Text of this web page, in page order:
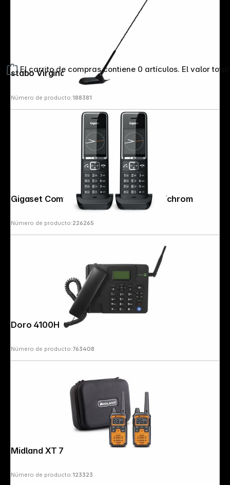
El carrito de compras contiene 0 artículos. El valor
stabo Virgina CB Antenna
Número de producto:188381
Gigaset Comfort 550HX duo schwarz/chrom
Número de producto:226265
Doro 4100H
Número de producto:763408
Midland XT 70 Pro 2pcs Case Set
Número de producto:123323